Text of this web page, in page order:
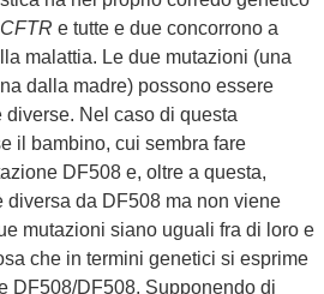
e tutte e due concorrono a
malattia. Le due mutazioni (una
dalla madre) possono essere
Nel caso di questa
il bambino, cui sembra fare
DF508 e, oltre a questa,
diversa da DF508 ma non viene
mutazioni siano uguali fra di loro e
che in termini genetici si esprime
DF508/DF508. Supponendo di